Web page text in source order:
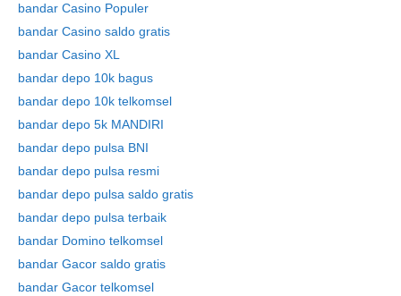
bandar Casino Populer
bandar Casino saldo gratis
bandar Casino XL
bandar depo 10k bagus
bandar depo 10k telkomsel
bandar depo 5k MANDIRI
bandar depo pulsa BNI
bandar depo pulsa resmi
bandar depo pulsa saldo gratis
bandar depo pulsa terbaik
bandar Domino telkomsel
bandar Gacor saldo gratis
bandar Gacor telkomsel